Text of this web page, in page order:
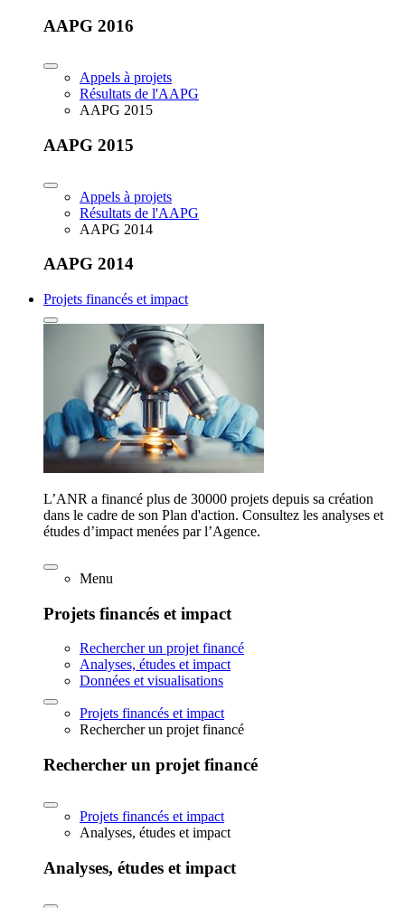
AAPG 2016
Appels à projets
Résultats de l'AAPG
AAPG 2015
AAPG 2015
Appels à projets
Résultats de l'AAPG
AAPG 2014
AAPG 2014
Projets financés et impact
L’ANR a financé plus de 30000 projets depuis sa création
dans le cadre de son Plan d'action. Consultez les analyses et
études d’impact menées par l’Agence.
Menu
Projets financés et impact
Rechercher un projet financé
Analyses, études et impact
Données et visualisations
Projets financés et impact
Rechercher un projet financé
Rechercher un projet financé
Projets financés et impact
Analyses, études et impact
Analyses, études et impact